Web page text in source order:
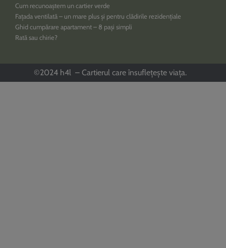
Cum recunoaștem un cartier verde
Fațada ventilată – un mare plus și pentru clădirile rezidențiale
Ghid cumpărare apartament – 8 pași simpli
Rată sau chirie?
©2024 h4l – Cartierul care însuflețește viața.